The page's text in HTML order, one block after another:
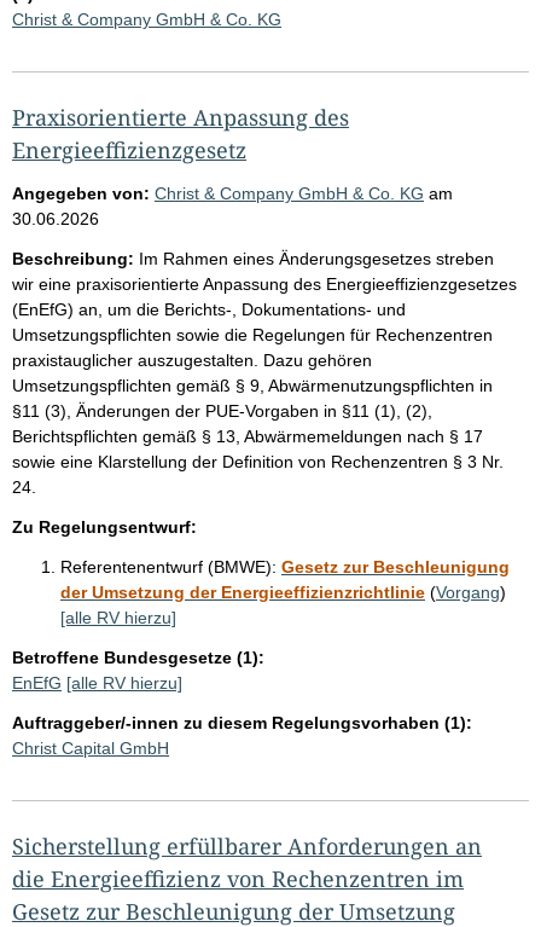
Christ & Company GmbH & Co. KG
Praxisorientierte Anpassung des
Energieeffizienzgesetz
Angegeben von: Christ & Company GmbH & Co. KG am
30.06.2026
Beschreibung: Im Rahmen eines Änderungsgesetzes streben
wir eine praxisorientierte Anpassung des Energieeffizienzgesetzes
(EnEfG) an, um die Berichts-, Dokumentations- und
Umsetzungspflichten sowie die Regelungen für Rechenzentren
praxistauglicher auszugestalten. Dazu gehören
Umsetzungspflichten gemäß § 9, Abwärmenutzungspflichten in
§11 (3), Änderungen der PUE-Vorgaben in §11 (1), (2),
Berichtspflichten gemäß § 13, Abwärmemeldungen nach § 17
sowie eine Klarstellung der Definition von Rechenzentren § 3 Nr.
24.
Zu Regelungsentwurf:
Referentenentwurf (BMWE): Gesetz zur Beschleunigung
der Umsetzung der Energieeffizienzrichtlinie (Vorgang)
[alle RV hierzu]
Betroffene Bundesgesetze (1):
EnEfG [alle RV hierzu]
Auftraggeber/-innen zu diesem Regelungsvorhaben (1):
Christ Capital GmbH
Sicherstellung erfüllbarer Anforderungen an
die Energieeffizienz von Rechenzentren im
Gesetz zur Beschleunigung der Umsetzung